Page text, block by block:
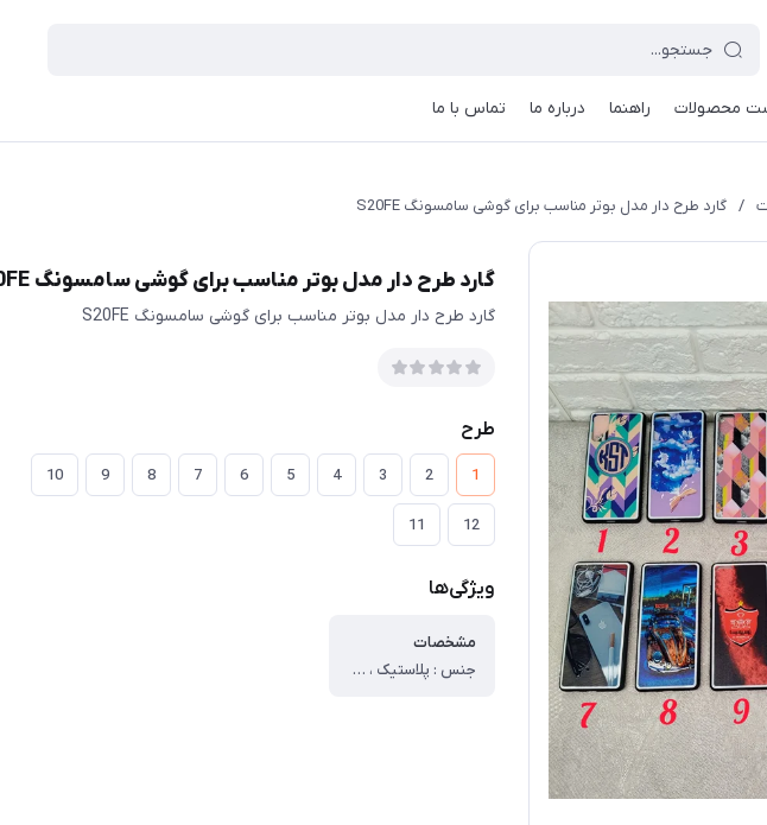
محصولات راهنما درباره ما تماس با ما
/ گارد طرح دار مدل بوتر مناسب برای گوشی سامسونگ S20FE
گارد طرح دار مدل بوتر مناسب برای گوشی سامسونگ S20FE
گارد طرح دار مدل بوتر مناسب برای گوشی سامسونگ S20FE
طرح
1
2
3
4
5
6
7
8
9
10
12
11
ویژگی‌ها
مشخصات
جنس : پلاستیک ، وزن : ۳۰ گرم ، سطح پوشش : ، قاب پشتی ، لبه بالایی ، لبه پایینی ، لبه چپ ، لبه راست ، حفاظت از دکمه‌ها ، قابلیت‌های کیف و کاور : ، مقاوم در برابر ضربه ، دسترسی آسان به درگاه ها ، دارای پوشش کلی ، لبه های برجسته برای محافظت صفحه نمایش ، لبه های برجسته برای محافظت دوربین